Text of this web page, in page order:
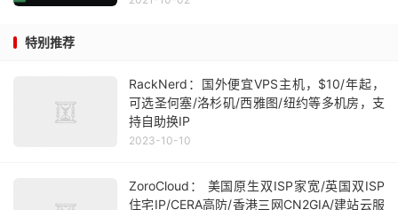
特别推荐
RackNerd：国外便宜VPS主机，$10/年起，
可选圣何塞/洛杉矶/西雅图/纽约等多机房，支
持自助换IP
2023-10-10
ZoroCloud： 美国原生双ISP家宽/英国双ISP
住宅IP/CERA高防/香港三网CN2GIA/建站云服